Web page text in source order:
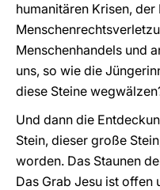
humanitären Krisen, der
Menschenhandels und
uns, so wie die
diese Steine
Und dann die
Stein, dieser große
worden. Das Staunen
Das Grab Jesu ist offen